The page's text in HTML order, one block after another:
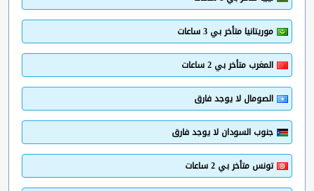
موريتانيا متأخر بي 3 ساعات
المغرب متأخر بي 2 ساعات
الصومال لا يوجد فارق
جنوب السودان لا يوجد فارق
تونس متأخر بي 2 ساعات